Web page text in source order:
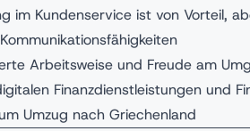
im Kundenservice ist von Vorteil,
Arbeitsweise und Freude am
Finanzdienstleistungen und
Umzug nach Griechenland